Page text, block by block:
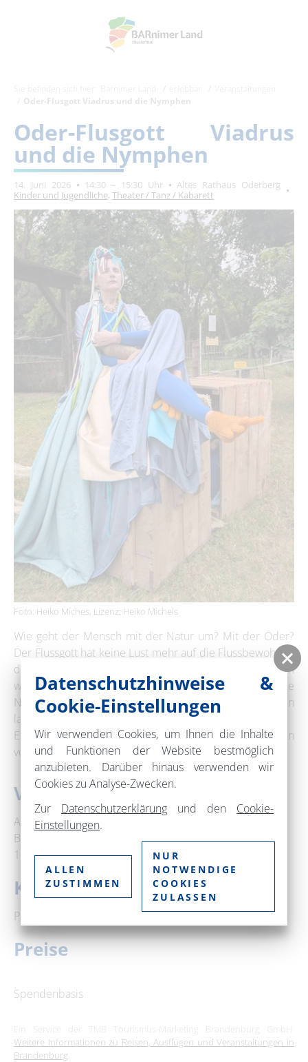
Oder-Flusgott Viadrus und die Nymphen
Oder-Flusgott Viadrus
und die Nymphen
14. Juni 2026 14:30 – 15:30 Uhr
Altes Rathaus Oderberg
Kinder und Jugendliche, Theater / Tanz / Kabarett
Foto: Heiko Miches, Lizenz: Heiko Michels
Wie geht der Mensch mit der Natur um? Mit der Oder?
Der Flussgott hat keine Lust mehr auf die Flussbewohner,
die jetzt auch noch die Nymphe ins Museum stellen
wollen. Doch die Kinder wehren sich, werden sie die
Nymphe befreien und dem Flussgott wieder auferstehen
lassen?
Ein Theaterstück zum Mitmachen für Kinder und Familien
vom deutsch-polnischen Theater OKNO Oderberg.
Veranstaltungsort
Altes Rathaus Oderberg
Berliner Straße 89
16248 Oderberg
Kontakt
Perspektive Oderberg
Preise
Spendenbasis
Weitere Informationen zu Reisen, Ausflügen und Veranstaltungen in
Brandenburg
Datenschutzhinweise &
Cookie-Einstellungen
Wir verwenden Cookies, um Ihnen die Inhalte
und Funktionen der Website bestmöglich
anzubieten. Darüber hinaus verwenden wir
Cookies zu Analyse-Zwecken.
Zur Datenschutzerklärung und den Cookie-
Einstellungen.
ALLEN
ZUSTIMMEN
NUR
NOTWENDIGE
COOKIES
ZULASSEN